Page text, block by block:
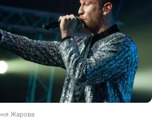
Жарова